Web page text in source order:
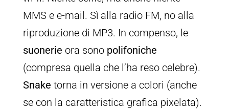
MMS e e-mail. Sì alla radio FM, no alla
riproduzione di MP3. In compenso, le
suonerie ora sonopolifoniche
(compresa quella che l’ha reso celebre).
Snake torna in versione a colori (anche
se con la caratteristica grafica pixelata).